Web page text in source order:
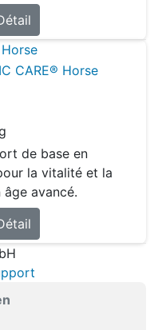
de base en
la vitalité et la
avancé.